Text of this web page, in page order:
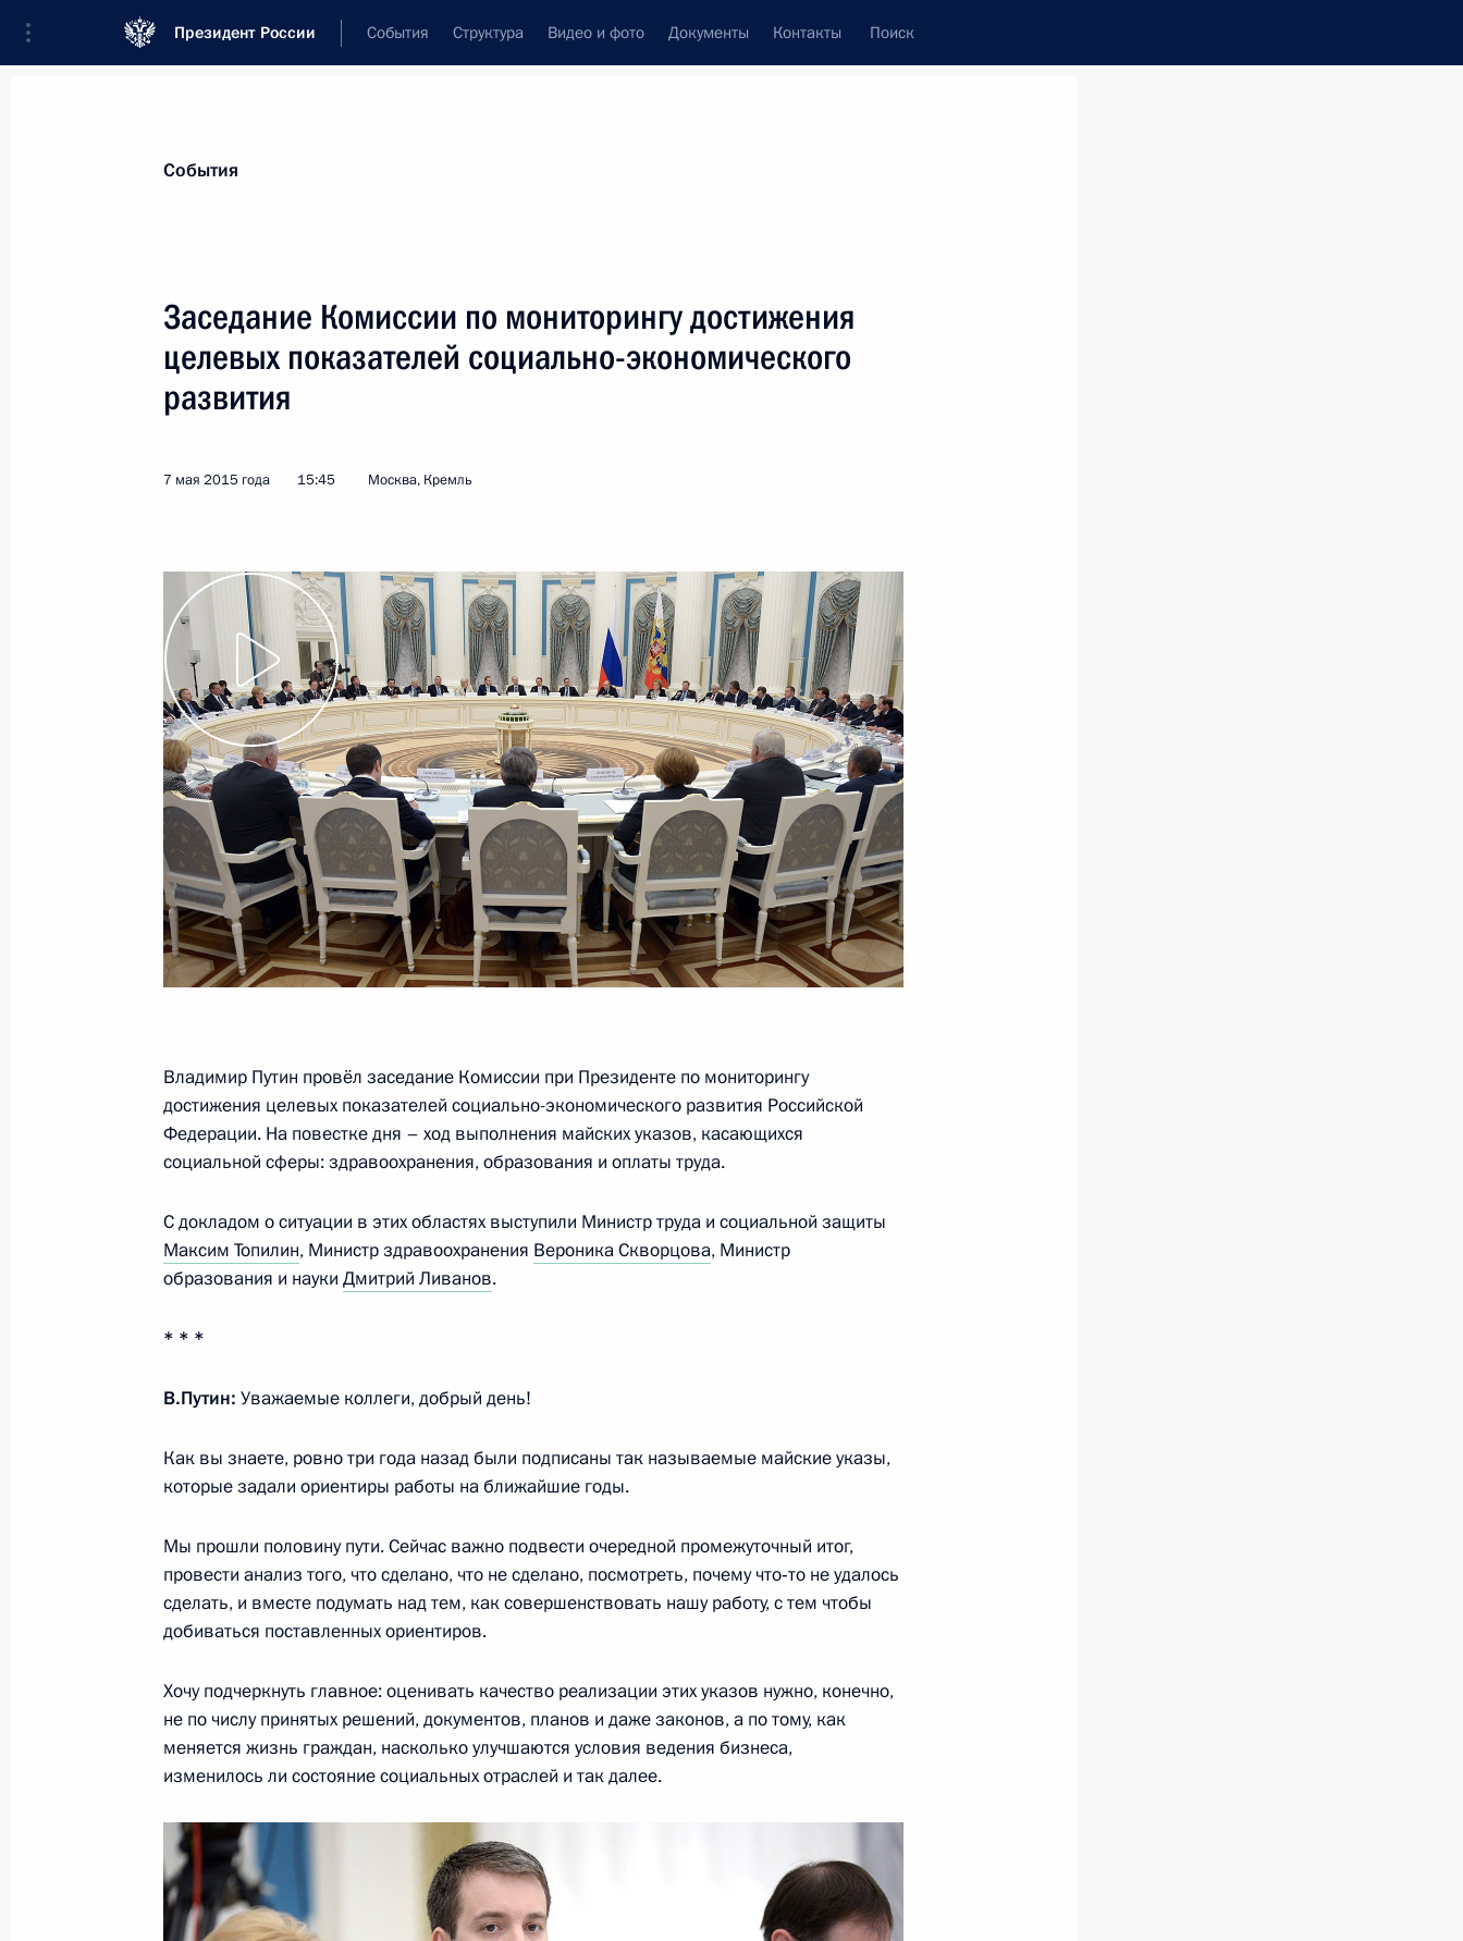
Президент России События Структура Видео и фото Документы Контакты Поиск
Лента событий
Беседа со студентами, аспирантами МФТИ и их научными
руководителями
23 января 2026 года, 17:30
Посещение Московского физико-технического института
23 января 2026 года, 17:00
Дмитрий Ливанов назначен спецпредставителем Президента
по развитию торгово-экономических отношений с Украиной
Подписан Указ «О Ливанове Д.В.»
19 августа 2016 года, 15:10
Совещание с членами Правительства
10 августа 2016 года, 15:20
Совещание с членами Правительства
7 июня 2016 года, 13:35
показателей социально-экономического развития
16 мая 2016 года, 18:10
Заседание Российского оргкомитета «Победа»
5 апреля 2016 года, 14:25
События
Заседание Комиссии по мониторингу достижения
целевых показателей социально-экономического
развития
7 мая 2015 года 15:45 Москва, Кремль
Владимир Путин провёл заседание Комиссии при Президенте по мониторингу
достижения целевых показателей социально-экономического развития Российской
Федерации. На повестке дня – ход выполнения майских указов, касающихся
социальной сферы: здравоохранения, образования и оплаты труда.
С докладом о ситуации в этих областях выступили Министр труда и социальной защиты
Максим Топилин, Министр здравоохранения Вероника Скворцова, Министр
образования и науки Дмитрий Ливанов.
* * *
В.Путин: Уважаемые коллеги, добрый день!
Как вы знаете, ровно три года назад были подписаны так называемые майские указы,
которые задали ориентиры работы на ближайшие годы.
Мы прошли половину пути. Сейчас важно подвести очередной промежуточный итог,
провести анализ того, что сделано, что не сделано, посмотреть, почему что‑то не удалось
сделать, и вместе подумать над тем, как совершенствовать нашу работу, с тем чтобы
добиваться поставленных ориентиров.
Хочу подчеркнуть главное: оценивать качество реализации этих указов нужно, конечно,
не по числу принятых решений, документов, планов и даже законов, а по тому, как
меняется жизнь граждан, насколько улучшаются условия ведения бизнеса,
изменилось ли состояние социальных отраслей и так далее.